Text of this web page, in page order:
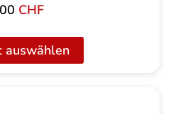
CHF
auswählen